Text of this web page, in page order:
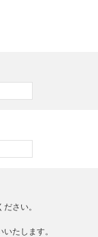
さい。
たします。